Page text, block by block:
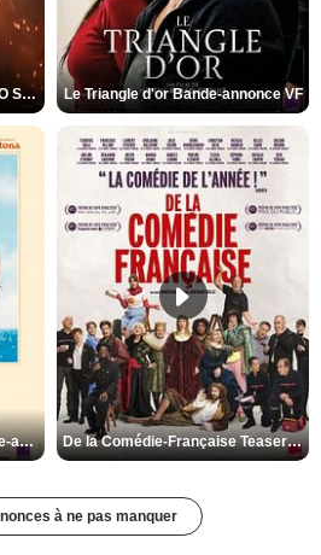
L'Odyssée Bande-annonce VO STFR Le Triangle d'or Bande-annonce VF
Les Matins merveilleux Bande-annonce VF De la Comédie-Française Teaser VF
à ne pas manquer